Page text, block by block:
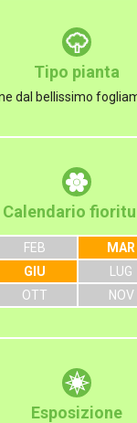
Tipo pianta
dal bellissimo
Calendario
FEB MAR
GIU LUG
OTT NOV
Esposizione